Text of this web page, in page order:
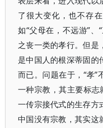
了很大变化，也不存
如“父母在，不远游”、
之丧一类的孝行。但是
是中国人的根深蒂固的
而已。问题在于，“孝”
一种宗教，其主要标志
一传宗接代式的生存方
中国没有宗教，其实这